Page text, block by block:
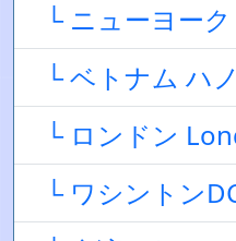
└ ニューヨー
└ ベトナム ハ
└ ロンドン
└ ワシントン